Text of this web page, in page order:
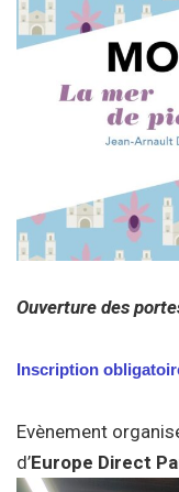
Ouverture des
Inscription
Evènement
d’Europe Direct